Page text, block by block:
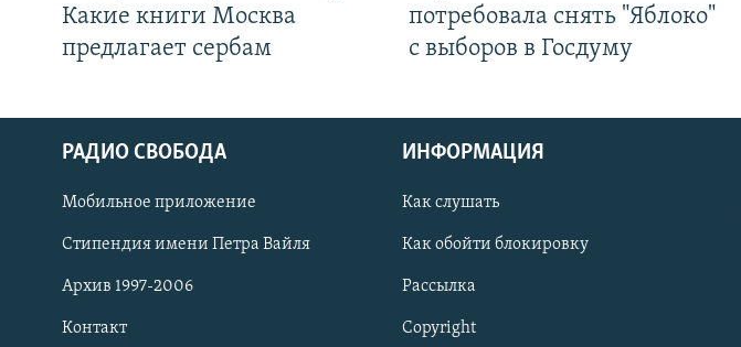
СОЦИАЛЬНЫЕ СЕТИ
Какие книги Москва
предлагает сербам
потребовала снять "Яблоко"
с выборов в Госдуму
РАДИО СВОБОДА
Мобильное приложение
Стипендия имени Петра Вайля
Архив 1997-2006
Контакт
ИНФОРМАЦИЯ
Как слушать
Как обойти блокировку
Рассылка
Copyright